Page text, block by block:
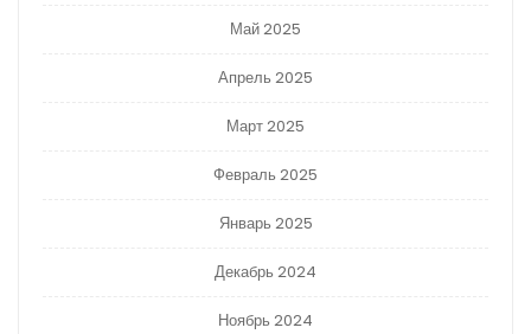
Май 2025
Апрель 2025
Март 2025
Февраль 2025
Январь 2025
Декабрь 2024
Ноябрь 2024